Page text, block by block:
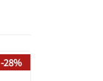
-28%